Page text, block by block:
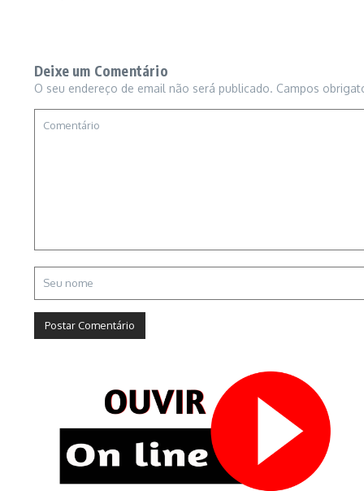
Deixe um Comentário
O seu endereço de email não será publicado. Campos